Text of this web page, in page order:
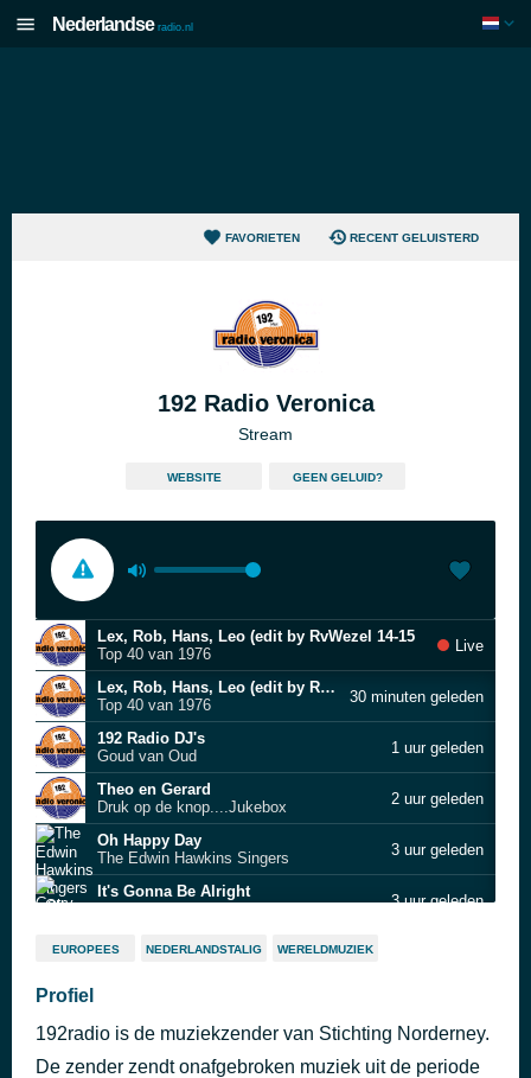
Nederlandse radio.nl
FAVORIETEN RECENT GELUISTERD
192 Radio Veronica
Stream
WEBSITE GEEN GELUID?
Lex, Rob, Hans, Leo (edit by RvWezel 14-15
Top 40 van 1976
Live
Lex, Rob, Hans, Leo (edit by RvWezel 13-14
Top 40 van 1976
30 minuten geleden
192 Radio DJ's
Goud van Oud
1 uur geleden
Theo en Gerard
Druk op de knop....Jukebox
2 uur geleden
Oh Happy Day
The Edwin Hawkins Singers
3 uur geleden
It's Gonna Be Alright
3 uur geleden
Apache
A Matter of Facts
Dizzy Man's Band
EUROPEES NEDERLANDSTALIG WERELDMUZIEK
Profiel
192radio is de muziekzender van Stichting Norderney.
De zender zendt onafgebroken muziek uit de periode